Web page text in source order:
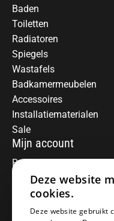
Baden
Toiletten
Radiatoren
Spiegels
Wastafels
Badkamermeubelen
Accessoires
Installatiematerialen
Sale
Mijn account
Registreren
Mijn bestellingen
Informatie
Over ons
Deze website
cookies.
Deze website gebruikt